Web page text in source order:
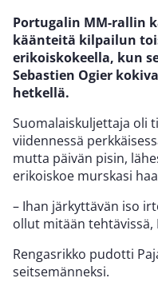
Portugalin MM-rallin
käänteitä kilpailun
erikoiskokeella, kun
Sebastien Ogier
hetkellä.
Suomalaiskuljettaja oli
viidennessä
mutta päivän pisin,
erikoiskoe murskasi
– Ihan järkyttävän iso
ollut mitään tehtävissä,
Rengasrikko pudotti
seitsemänneksi.